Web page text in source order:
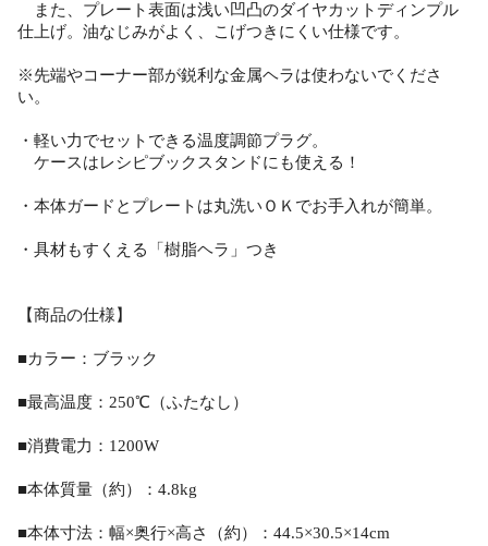
また、プレート表面は浅い凹凸のダイヤカットディンプル
仕上げ。油なじみがよく、こげつきにくい仕様です。
※先端やコーナー部が鋭利な金属ヘラは使わないでくださ
い。
・軽い力でセットできる温度調節プラグ。
ケースはレシピブックスタンドにも使える！
・本体ガードとプレートは丸洗いＯＫでお手入れが簡単。
・具材もすくえる「樹脂ヘラ」つき
【商品の仕様】
■カラー：ブラック
■最高温度：250℃（ふたなし）
■消費電力：1200W
■本体質量（約）：4.8kg
■本体寸法：幅×奥行×高さ（約）：44.5×30.5×14cm